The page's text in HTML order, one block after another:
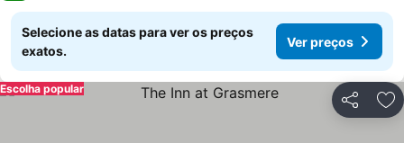
Selecione as datas para ver os preços
exatos.
Ver preços
Partilhar
Escolha popular